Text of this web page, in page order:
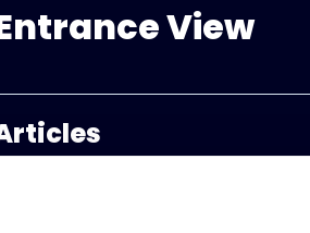
View